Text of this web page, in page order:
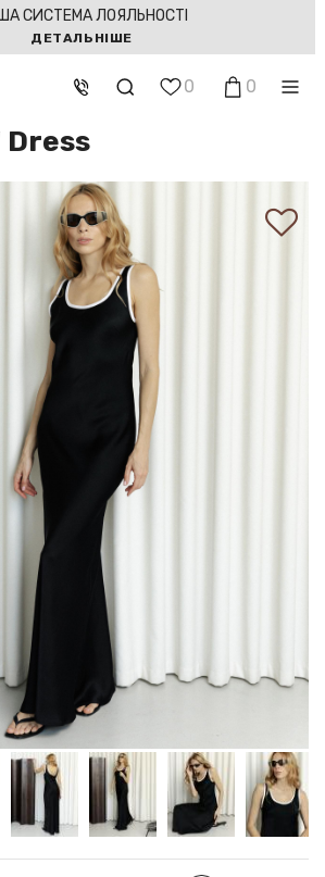
СИСТЕМА ЛОЯЛЬНОСТІ
ДЕТАЛЬНІШЕ
0 0
Dress